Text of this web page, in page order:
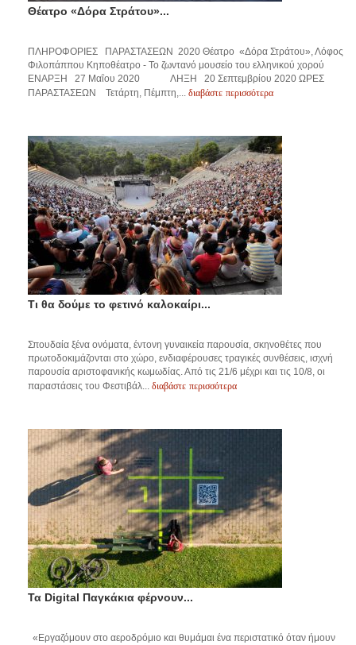
Θέατρο «Δόρα Στράτου»...
ΠΛΗΡΟΦΟΡΙΕΣ ΠΑΡΑΣΤΑΣΕΩΝ 2020 Θέατρο «Δόρα Στράτου», Λόφος
Φιλοπάππου Κηποθέατρο - Το ζωντανό μουσείο του ελληνικού χορού
ΕΝΑΡΞΗ 27 Μαΐου 2020 ΛΗΞΗ 20 Σεπτεμβρίου 2020 ΩΡΕΣ
ΠΑΡΑΣΤΑΣΕΩΝ Τετάρτη, Πέμπτη,... διαβάστε περισσότερα
Τι θα δούμε το φετινό καλοκαίρι...
Σπουδαία ξένα ονόματα, έντονη γυναικεία παρουσία, σκηνοθέτες που
πρωτοδοκιμάζονται στο χώρο, ενδιαφέρουσες τραγικές συνθέσεις, ισχνή
παρουσία αριστοφανικής κωμωδίας. Από τις 21/6 μέχρι και τις 10/8, οι
παραστάσεις του Φεστιβάλ... διαβάστε περισσότερα
Τα Digital Παγκάκια φέρνουν...
«Εργαζόμουν στο αεροδρόμιο και θυμάμαι ένα περιστατικό όταν ήμουν